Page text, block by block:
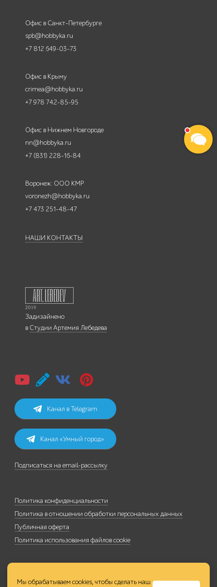
Офис в Санкт-Петербурге
spb@hobbyka.ru
+7 812 649-03-73
Офис в Крыму
crimea@hobbyka.ru
+7 978 742-85-95
Офис в Нижнем Новгороде
nn@hobbyka.ru
+7 (831) 228-16-84
Воронеж: ООО КМР
voronezh@hobbyka.ru
+7 473 251-48-47
НАШИ КОНТАКТЫ
Задизайнено
в Студии Артемия Лебедева
Канал в Telegram
Канал «Умный город»
Подписаться на email-рассылку
Политика конфиденциальности
Политика в отношении обработки персональных данных
Публичная оферта
Политика использования файлов cookie
Мы обрабатываем cookies, чтобы сделать наш